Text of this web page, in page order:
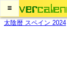
≡
太陰暦 スペイン 2024